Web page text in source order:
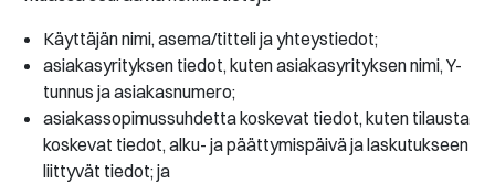
Käyttäjän nimi, asema/titteli ja yhteystiedot;
asiakasyrityksen tiedot, kuten asiakasyrityksen nimi, Y-
tunnus ja asiakasnumero;
asiakassopimussuhdetta koskevat tiedot, kuten tilausta
koskevat tiedot, alku- ja päättymispäivä ja laskutukseen
liittyvät tiedot; ja